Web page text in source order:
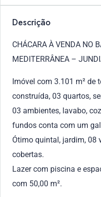
Descrição
CHÁCARA À VENDA NO
MEDITERRÂNEA –
Imóvel com 3.101 m² de
construída, 03 quartos,
03 ambientes, lavabo,
fundos conta com um
Ótimo quintal, jardim, 08
cobertas.
Lazer com piscina e
com 50,00 m².